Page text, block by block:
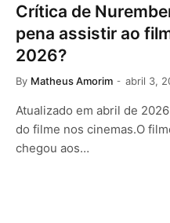
Crítica de
pena assistir ao
2026?
By Matheus Amorim abril 3,
Atualizado em abril de
do filme nos cinemas.O
chegou aos…